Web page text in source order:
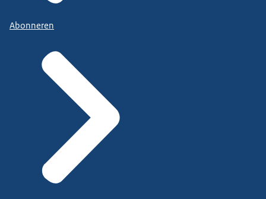
Abonneren